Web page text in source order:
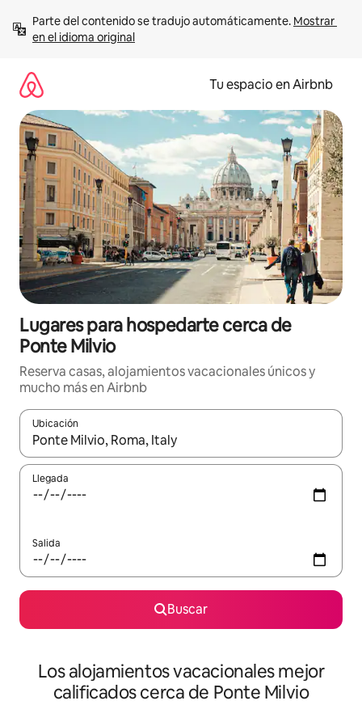
contenido
Parte del contenido se tradujo automáticamente. Mostrar
en el idioma original
Tu espacio en Airbnb
Lugares para hospedarte cerca de
Ponte Milvio
Reserva casas, alojamientos vacacionales únicos y
mucho más en Airbnb
Ubicación
Cuando los resultados estén disponibles, podrás navegar
Llegada
Salida
Buscar
Los alojamientos vacacionales mejor
calificados cerca de Ponte Milvio